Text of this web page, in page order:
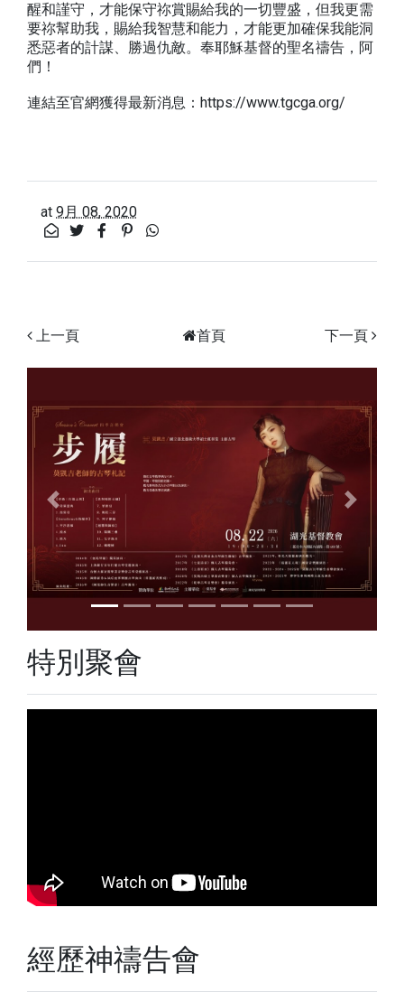
醒和謹守，才能保守祢賞賜給我的一切豐盛，但我更需
要祢幫助我，賜給我智慧和能力，才能更加確保我能洞
悉惡者的計謀、勝過仇敵。奉耶穌基督的聖名禱告，阿
們！
連結至官網獲得最新消息：https://www.tgcga.org/
at 9月 08, 2020
上一頁 下一頁
首頁
Previous Next
特別聚會
經歷神禱告會